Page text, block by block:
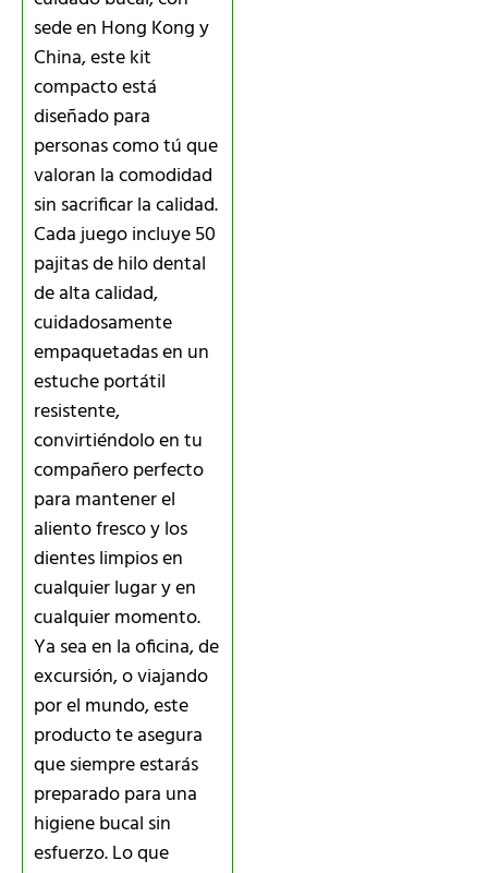
sede en Hong Kong y
China, este kit
compacto está
diseñado para
personas como tú que
valoran la comodidad
sin sacrificar la calidad.
Cada juego incluye 50
pajitas de hilo dental
de alta calidad,
cuidadosamente
empaquetadas en un
estuche portátil
resistente,
convirtiéndolo en tu
compañero perfecto
para mantener el
aliento fresco y los
dientes limpios en
cualquier lugar y en
cualquier momento.
Ya sea en la oficina, de
excursión, o viajando
por el mundo, este
producto te asegura
que siempre estarás
preparado para una
higiene bucal sin
esfuerzo. Lo que